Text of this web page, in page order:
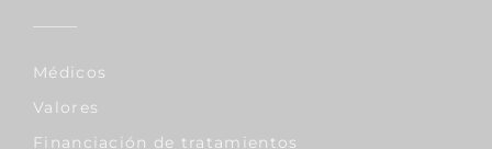
Médicos
Valores
Financiación de tratamientos